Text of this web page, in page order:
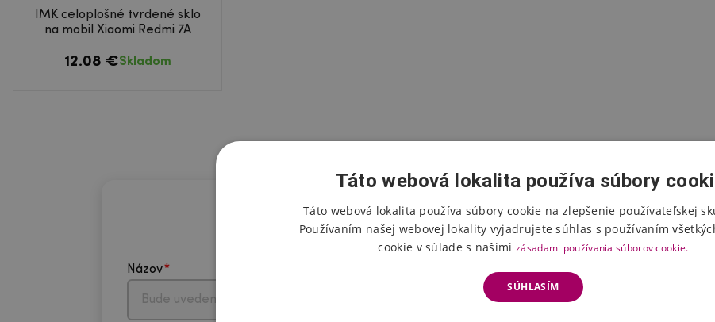
IMK celoplošné tvrdené sklo
na mobil Xiaomi Redmi 7A
12.08 €Skladom
Hodnotenie produktu
Názov Vyberte počet hviezdičiek
Táto webová lokalita používa súbory
Táto webová lokalita používa súbory cookie na zlepšenie používateľskej
Používaním našej webovej lokality vyjadrujete súhlas s používaním
cookie v súlade s našimi zásadami používania súborov cookie.
SÚHLASÍM